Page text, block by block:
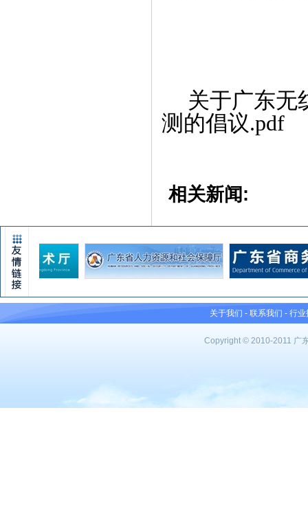
关于广东无
测的倡议.pdf
相关新闻:
关于我们 - 联系我们 - 行业
Copyright © 2010-2011 广